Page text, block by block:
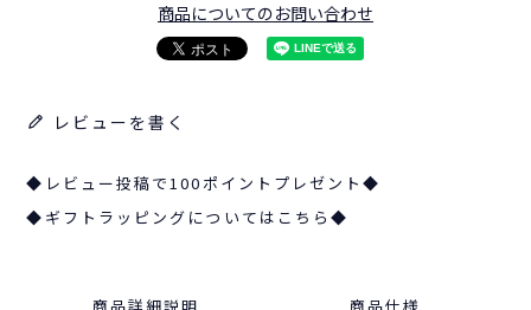
商品についてのお問い合わせ
レビューを書く
◆レビュー投稿で100ポイントプレゼント◆
◆ギフトラッピングについてはこちら◆